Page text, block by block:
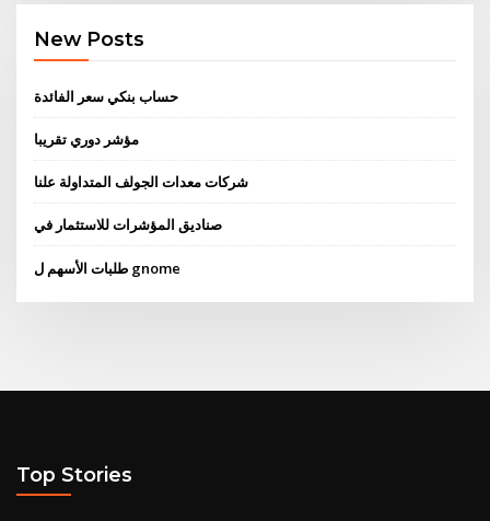
New Posts
حساب بنكي سعر الفائدة
مؤشر دوري تقريبا
شركات معدات الجولف المتداولة علنا
صناديق المؤشرات للاستثمار في
طلبات الأسهم ل gnome
Top Stories